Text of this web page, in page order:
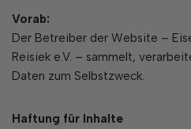
Vorab:
Der Betreiber der Website –
Reisiek e.V. – sammelt,
Daten zum Selbstzweck.
Haftung für Inhalte